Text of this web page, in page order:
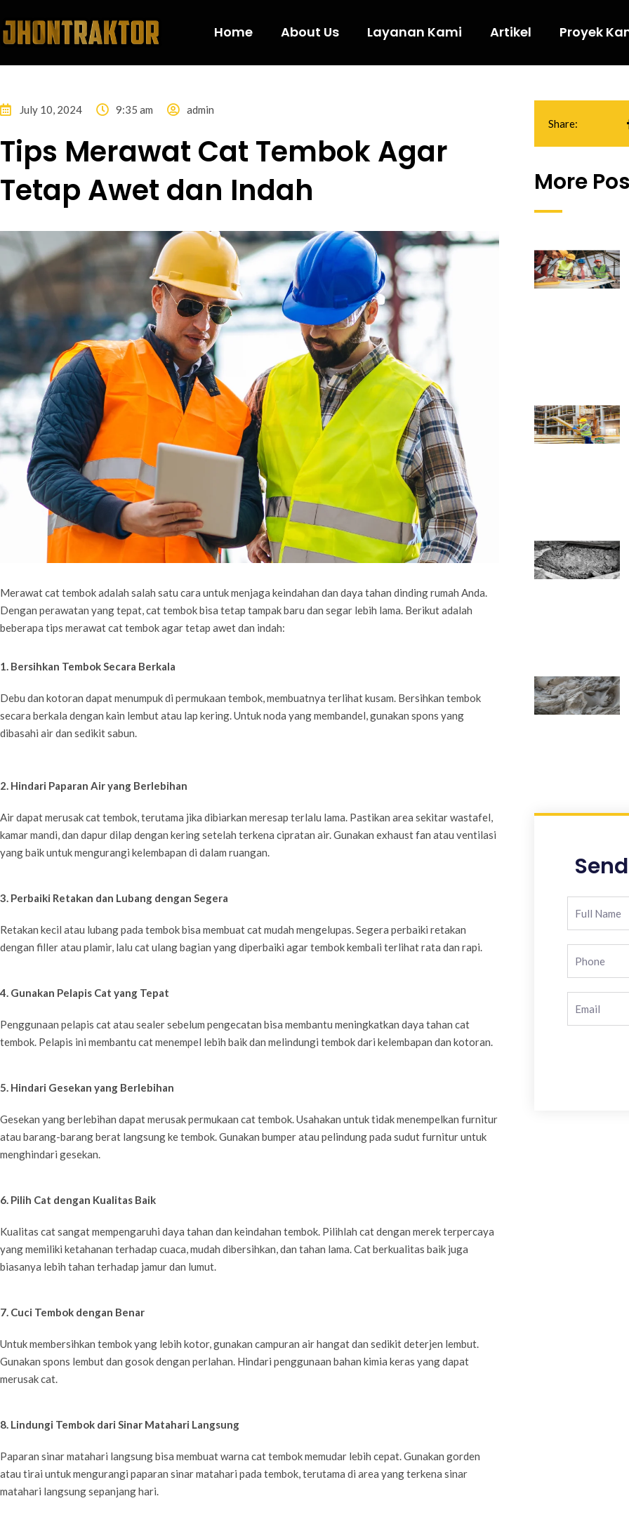
Home About Us Layanan Kami Artikel Proyek
July 10, 2024 9:35 am admin
Tips Merawat Cat Tembok Agar
Tetap Awet dan Indah
Merawat cat tembok adalah salah satu cara untuk menjaga keindahan dan daya tahan dinding rumah Anda.
Dengan perawatan yang tepat, cat tembok bisa tetap tampak baru dan segar lebih lama. Berikut adalah
beberapa tips merawat cat tembok agar tetap awet dan indah:
1. Bersihkan Tembok Secara Berkala
Debu dan kotoran dapat menumpuk di permukaan tembok, membuatnya terlihat kusam. Bersihkan tembok
secara berkala dengan kain lembut atau lap kering. Untuk noda yang membandel, gunakan spons yang
dibasahi air dan sedikit sabun.
2. Hindari Paparan Air yang Berlebihan
Air dapat merusak cat tembok, terutama jika dibiarkan meresap terlalu lama. Pastikan area sekitar wastafel,
kamar mandi, dan dapur dilap dengan kering setelah terkena cipratan air. Gunakan exhaust fan atau ventilasi
yang baik untuk mengurangi kelembapan di dalam ruangan.
3. Perbaiki Retakan dan Lubang dengan Segera
Retakan kecil atau lubang pada tembok bisa membuat cat mudah mengelupas. Segera perbaiki retakan
dengan filler atau plamir, lalu cat ulang bagian yang diperbaiki agar tembok kembali terlihat rata dan rapi.
4. Gunakan Pelapis Cat yang Tepat
Penggunaan pelapis cat atau sealer sebelum pengecatan bisa membantu meningkatkan daya tahan cat
tembok. Pelapis ini membantu cat menempel lebih baik dan melindungi tembok dari kelembapan dan kotoran.
5. Hindari Gesekan yang Berlebihan
Gesekan yang berlebihan dapat merusak permukaan cat tembok. Usahakan untuk tidak menempelkan furnitur
atau barang-barang berat langsung ke tembok. Gunakan bumper atau pelindung pada sudut furnitur untuk
menghindari gesekan.
6. Pilih Cat dengan Kualitas Baik
Kualitas cat sangat mempengaruhi daya tahan dan keindahan tembok. Pilihlah cat dengan merek terpercaya
yang memiliki ketahanan terhadap cuaca, mudah dibersihkan, dan tahan lama. Cat berkualitas baik juga
biasanya lebih tahan terhadap jamur dan lumut.
7. Cuci Tembok dengan Benar
Untuk membersihkan tembok yang lebih kotor, gunakan campuran air hangat dan sedikit deterjen lembut.
Gunakan spons lembut dan gosok dengan perlahan. Hindari penggunaan bahan kimia keras yang dapat
merusak cat.
8. Lindungi Tembok dari Sinar Matahari Langsung
Paparan sinar matahari langsung bisa membuat warna cat tembok memudar lebih cepat. Gunakan gorden
atau tirai untuk mengurangi paparan sinar matahari pada tembok, terutama di area yang terkena sinar
matahari langsung sepanjang hari.
Share:
More